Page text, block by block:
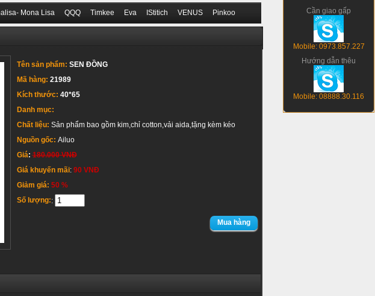
Cần giao gấp
Mobile: 0973.857.227
Hướng dẫn thêu
Mobile: 08888.30.116
Mona Lisa QQQ Timkee Eva IStitich VENUS Pinkoo
Tên sản phẩm: SEN ĐỒNG
Mã hàng: 21989
Kích thước: 40*65
Danh mục:
Chất liệu: Sản phẩm bao gồm kim,chỉ cotton,vải aida,tặng kèm kéo
Nguồn gốc: Ailuo
Giá:180.000 VNĐ
Giá khuyến mãi: 90 VNĐ
Giảm giá: 50 %
Số lượng::
Mua hàng